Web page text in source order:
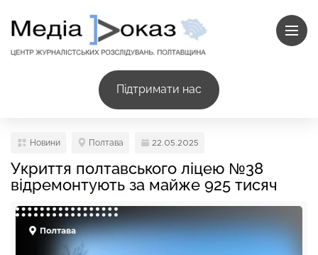
Підтримати нас
Новини Полтава 22.05.2025
Укриття полтавського ліцею №38
відремонтують за майже 925 тисяч